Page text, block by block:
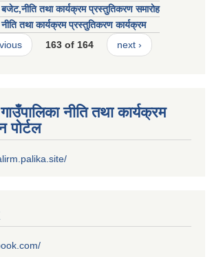
तथा कार्यक्रम प्रस्तुतिकरण समाराेह
तथा कार्यक्रम प्रस्तुतिकरण कार्यक्रम
163 of 164 next ›
नीति तथा कार्यक्रम